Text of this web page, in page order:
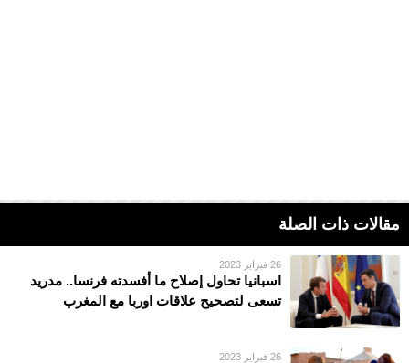
مقالات ذات الصلة
26 فبراير 2023
اسبانيا تحاول إصلاح ما أفسدته فرنسا.. مدريد
تسعى لتصحيح علاقات اوربا مع المغرب
26 فبراير 2023